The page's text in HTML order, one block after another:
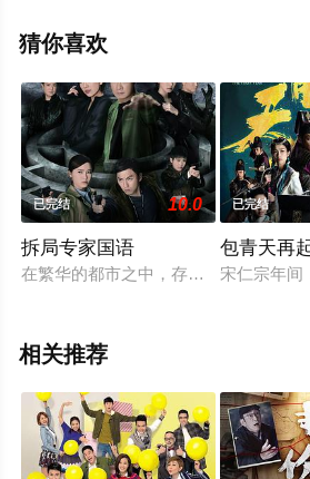
绎的中国香港电视剧，大结局剧情已
猜你喜欢
已完结 10.0
拆局专家国语
在繁华的都市之中，存在着一个名为“
已完结
包青天再
宋仁宗年间
相关推荐